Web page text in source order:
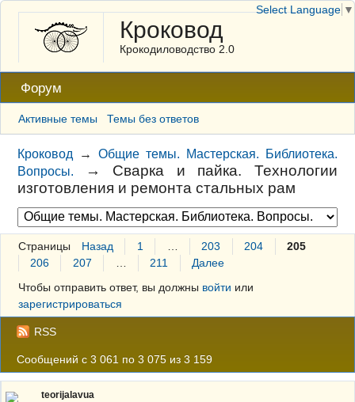
Кроковод
Крокодиловодство 2.0
Форум
Активные темы Темы без ответов
Кроковод →Общие темы. Мастерская. Библиотека.
Вопросы.
→ Сварка и пайка. Технологии
изготовления и ремонта стальных рам
Страницы Назад 1 203 204
205
206
207 211
Далее
Чтобы отправить ответ, вы должны войти или
зарегистрироваться
RSS
Сообщений с 3 061 по 3 075 из 3 159
teorijalavua
Select Language ▼